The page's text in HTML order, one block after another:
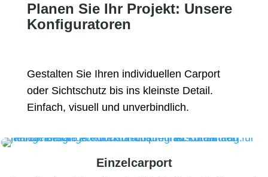
Planen Sie Ihr Projekt: Unsere
Konfiguratoren
Gestalten Sie Ihren individuellen Carport
oder Sichtschutz bis ins kleinste Detail.
Einfach, visuell und unverbindlich.
Einzelcarport